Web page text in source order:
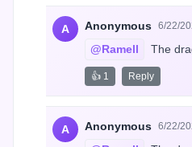
A Anonymous 6/22/
@Ramell The
👍 1 Reply
A Anonymous 6/22/